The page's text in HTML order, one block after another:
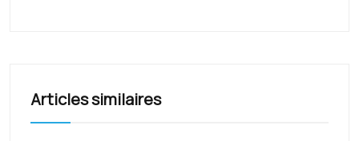
Articles similaires